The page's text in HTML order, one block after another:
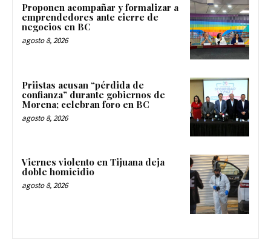
Proponen acompañar y formalizar a
emprendedores ante cierre de
negocios en BC
agosto 8, 2026
Priistas acusan “pérdida de
confianza” durante gobiernos de
Morena; celebran foro en BC
agosto 8, 2026
Viernes violento en Tijuana deja
doble homicidio
agosto 8, 2026